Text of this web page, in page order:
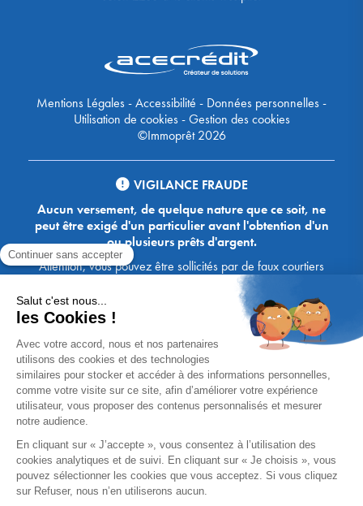
Mentions Légales-Accessibilité - Données personnelles-
Utilisation de cookies-Gestion des cookies
©Immoprêt 2026
VIGILANCE FRAUDE
Aucun versement, de quelque nature que ce soit, ne
peut être exigé d'un particulier avant l'obtention d'un
ou plusieurs prêts d'argent.
Attention, vous pouvez être sollicités par de faux courtiers
Ace Crédit / Immoprêt, qui vous proposent de bénéficier de
crédits, en vous demandant de transmettre des documents,
des fonds, des coordonnées bancaires, etc. Soyez vigilants :
Immoprêt ne demande jamais à ses clients de virer sur ses
comptes des sommes prêtées par les banques, à l'exception
des honoraires des agences. Les courtiers Ace Crédit /
Immoprêt vous écrivent toujours d'une adresse mail
xxxx@acecredit.fr ou xxxx@immopret.fr.
* Taux fixe national hors assurance, pouvant varier selon votre région et
dossier. Exemple représentatif pour un montant emprunté de 200 000 €.
Taux débiteur fixe de 2.85 % et TAEG fixe (hors frais) de 3.21 % (taux
assurance emprunteur de 0,36%) sur 15 ans. 180 mensualités de
1 426,78 € (dont 60,00 € d'assurance). Coût total du crédit (hors frais) :
56 820,53 €. Montant total dû (hors frais) : 256 820,53 €.